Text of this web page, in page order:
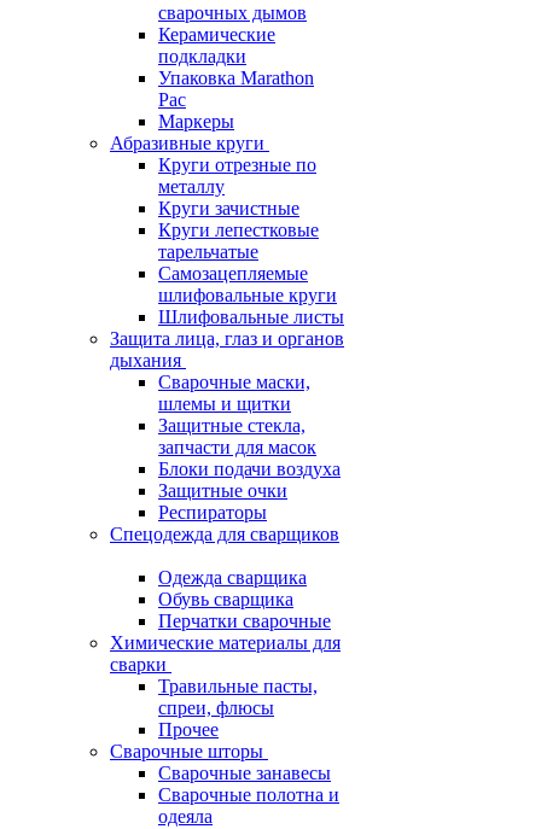
сварочных дымов
Керамические
подкладки
Упаковка Marathon
Pac
Маркеры
Абразивные круги
Круги отрезные по
металлу
Круги зачистные
Круги лепестковые
тарельчатые
Самозацепляемые
шлифовальные круги
Шлифовальные листы
Защита лица, глаз и органов
дыхания
Сварочные маски,
шлемы и щитки
Защитные стекла,
запчасти для масок
Блоки подачи воздуха
Защитные очки
Респираторы
Спецодежда для сварщиков
Одежда сварщика
Обувь сварщика
Перчатки сварочные
Химические материалы для
сварки
Травильные пасты,
спреи, флюсы
Прочее
Сварочные шторы
Сварочные занавесы
Сварочные полотна и
одеяла